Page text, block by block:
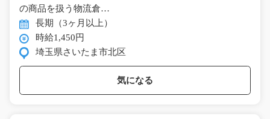
の商品を扱う物流倉…
長期（3ヶ月以上）
時給1,450円
埼玉県さいたま市北区
気になる